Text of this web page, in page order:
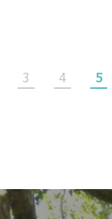
3 4 5